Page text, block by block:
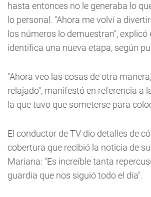
hasta entonces no le generaba lo
lo personal. "Ahora me volví a
los números lo demuestran", explicó
identifica una nueva etapa, según
"Ahora veo las cosas de otra
relajado", manifestó en referencia a
la que tuvo que someterse para
El conductor de TV dio detalles de
cobertura que recibió la noticia de
Mariana: "Es increíble tanta
guardia que nos siguió todo el día".